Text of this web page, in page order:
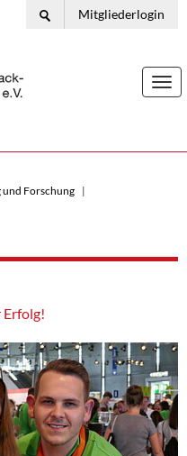
Mitgliederlogin
und Forschung
Erfolg!